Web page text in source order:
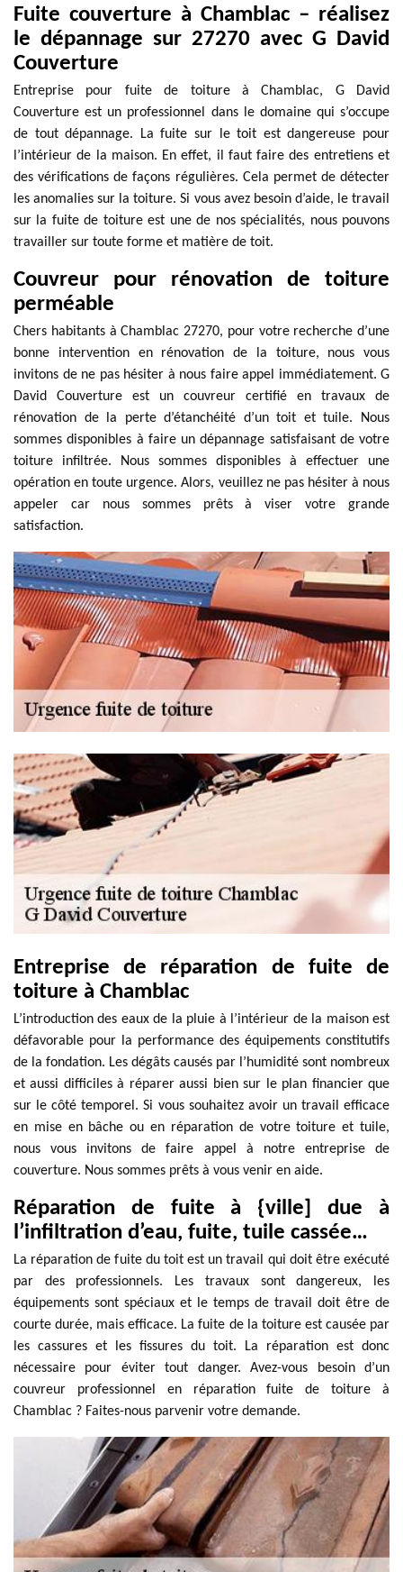
Fuite couverture à Chamblac – réalisez
le dépannage sur 27270 avec G David
Couverture
Entreprise pour fuite de toiture à Chamblac, G David
Couverture est un professionnel dans le domaine qui s’occupe
de tout dépannage. La fuite sur le toit est dangereuse pour
l’intérieur de la maison. En effet, il faut faire des entretiens et
des vérifications de façons régulières. Cela permet de détecter
les anomalies sur la toiture. Si vous avez besoin d’aide, le travail
sur la fuite de toiture est une de nos spécialités, nous pouvons
travailler sur toute forme et matière de toit.
Couvreur pour rénovation de toiture
perméable
Chers habitants à Chamblac 27270, pour votre recherche d’une
bonne intervention en rénovation de la toiture, nous vous
invitons de ne pas hésiter à nous faire appel immédiatement. G
David Couverture est un couvreur certifié en travaux de
rénovation de la perte d’étanchéité d’un toit et tuile. Nous
sommes disponibles à faire un dépannage satisfaisant de votre
toiture infiltrée. Nous sommes disponibles à effectuer une
opération en toute urgence. Alors, veuillez ne pas hésiter à nous
appeler car nous sommes prêts à viser votre grande
satisfaction.
Entreprise de réparation de fuite de
toiture à Chamblac
L’introduction des eaux de la pluie à l’intérieur de la maison est
défavorable pour la performance des équipements constitutifs
de la fondation. Les dégâts causés par l’humidité sont nombreux
et aussi difficiles à réparer aussi bien sur le plan financier que
sur le côté temporel. Si vous souhaitez avoir un travail efficace
en mise en bâche ou en réparation de votre toiture et tuile,
nous vous invitons de faire appel à notre entreprise de
couverture. Nous sommes prêts à vous venir en aide.
Réparation de fuite à {ville] due à
l’infiltration d’eau, fuite, tuile cassée…
La réparation de fuite du toit est un travail qui doit être exécuté
par des professionnels. Les travaux sont dangereux, les
équipements sont spéciaux et le temps de travail doit être de
courte durée, mais efficace. La fuite de la toiture est causée par
les cassures et les fissures du toit. La réparation est donc
nécessaire pour éviter tout danger. Avez-vous besoin d’un
couvreur professionnel en réparation fuite de toiture à
Chamblac ? Faites-nous parvenir votre demande.